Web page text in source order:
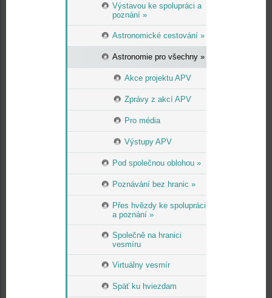
Výstavou ke spolupráci a
poznání »
Astronomické cestování »
Astronomie pro všechny »
Akce projektu APV
Zprávy z akcí APV
Pro média
Výstupy APV
Pod společnou oblohou »
Poznávání bez hranic »
Přes hvězdy ke spolupráci
a poznání »
Společně na hranici
vesmíru
Virtuálny vesmír
Späť ku hviezdam